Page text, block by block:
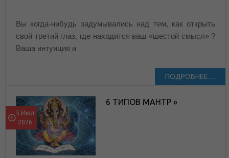
Вы когда-нибудь задумывались над тем, как открыть
свой третий глаз, где находится ваш «шестой смысл» ?
Ваша интуиция и
ПОДРОБНЕЕ…
5 Июл
2026
6 ТИПОВ МАНТР »